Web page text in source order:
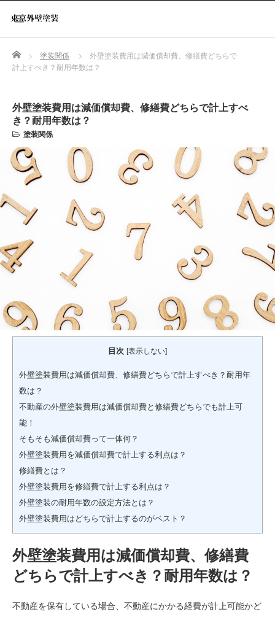
Home 塗装関係
外壁塗装費用は減価償却費、修繕費どちらで
計上すべき？耐用年数は？
外壁塗装費用は減価償却費、修繕費どちらで計上すべ
き？耐用年数は？
塗装関係
目次 [表示しない]
外壁塗装費用は減価償却費、修繕費どちらで計上すべき？耐用年
数は？
不動産の外壁塗装費用は減価償却費と修繕費どちらでも計上可
能！
そもそも減価償却費って一体何？
外壁塗装費用を減価償却費で計上する利点は？
修繕費とは？
外壁塗装費用を修繕費で計上する利点は？
外壁塗装の耐用年数の設定方法とは？
外壁塗装費用はどちらで計上するのがベスト？
外壁塗装費用は減価償却費、修繕費
どちらで計上すべき？耐用年数は？
不動産を保有している場合、不動産にかかる経費が計上可能かど